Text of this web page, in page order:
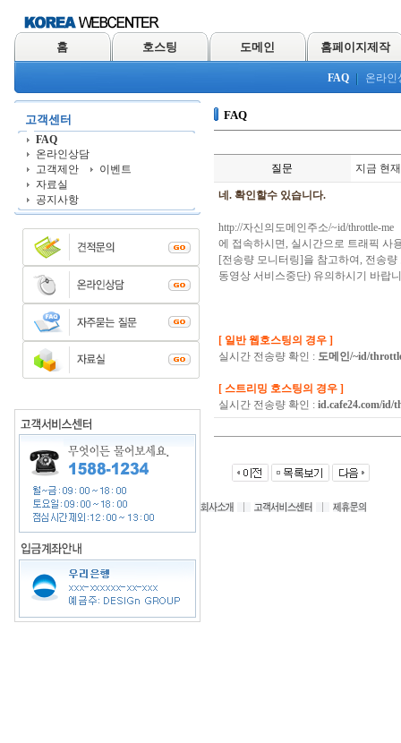
홈 호스팅 도메인 홈페이지제작
FAQ 온라인
고객센터
FAQ
온라인상담
고객제안
이벤트
자료실
공지사항
FAQ
질문 지금 현
네. 확인할수 있습니다.
http://자신의도메인주소/~id/throttle-me
에 접속하시면, 실시간으로 트래픽 사
[전송량 모니터링]을 참고하여, 전송
동영상 서비스중단) 유의하시기 바랍
[ 일반 웹호스팅의 경우 ]
실시간 전송량 확인 : 도메인/~id/
[ 스트리밍 호스팅의 경우 ]
실시간 전송량 확인 : id.cafe24.com/id/